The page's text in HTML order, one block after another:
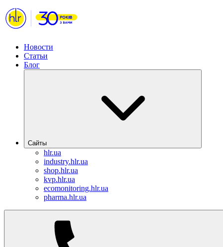
Новости
Статьи
Блог
Сайты
hlr.ua
industry.hlr.ua
shop.hlr.ua
kvp.hlr.ua
ecomonitoring.hlr.ua
pharma.hlr.ua